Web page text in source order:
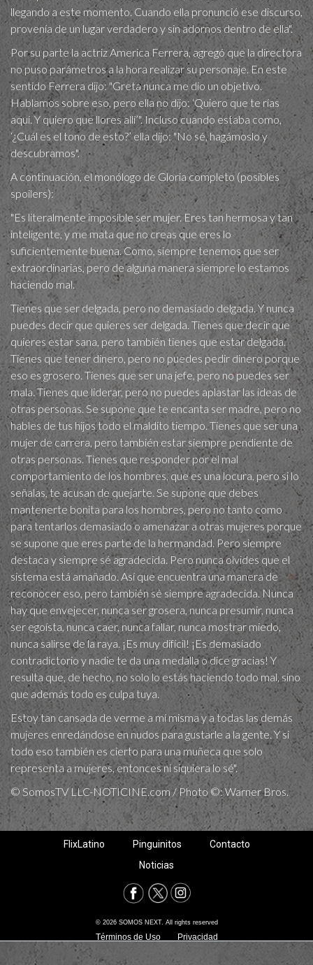
llegando a este momento. Cuando ella pronunció ese discurso,
provenía de un lugar verdadero y sin adornos dentro de ella".
Por su parte la actriz America Ferrera, agregó que la directora
no puso parámetros a la hora realizar su personaje. En este
sentido Ferrera dijo: "Greta nunca me dio un objetivo.
Hablamos sobre eso, pero ella no dijo: ‘Quiero que te rías
aquí. Y quiero que llores allí’". Incluso cuando estaba como,
‘¿Cuál es el tono de esto?’ ella dijo: "No sé, hagámoslo y
descubramos".
A continuación, el monólogo de Gloria completo (posibles
spoilers):
"Es literalmente imposible ser mujer. Eres tan hermosa y tan
inteligente, y me mata que no creas que eres lo
suficientemente buena. Como, siempre tenemos que ser
extraordinarias, pero de alguna manera siempre lo estamos
haciendo mal.
Tienes que ser delgada, pero no demasiado delgada. Y nunca
puedes decir que quieres ser delgada. Tienes que decir que
quieres estar sana, pero también tienes que estar delgada.
Tienes que tener dinero, pero no puedes pedir dinero porque
eso es grosero. Tienes que ser una jefe, pero no puedes ser
mala. Tienes que liderar, pero no puedes aplastar las ideas de
otras personas. Se supone que te encanta ser madre, pero no
hables de tus hijos todo el maldito tiempo. Tienes que ser una
mujer de carrera, pero también estar siempre pendiente de
otras personas. Tienes que responder por el mal
comportamiento de los hombres, que es una locura, pero si lo
señalas, te acusan de quejarte. Se supone que debes
mantenerte bonita para los hombres, pero no tanto como
para tentarlos demasiado o amenazar a otras mujeres porque
se supone que eres parte de la hermandad. Pero siempre
destaca y siempre sé agradecida. Pero nunca olvides que el
sistema está amañado. Así que encuentra una manera de
reconocer eso, pero también sé siempre agradecida. Nunca
hay que envejecer, nunca ser grosera, nunca presumir, nunca
ser egoísta, nunca caer, nunca fallar, nunca mostrar miedo,
nunca salirse de la raya. ¡Es muy difícil! ¡Es demasiado
contradictorio y nadie te da una medalla o dice gracias! Y
resulta que, de hecho, no solo lo estás haciendo todo mal, sino
que además todo es culpa tuya.
Estoy tan cansada de verme a mí misma y a todas las demás
mujeres enredándose en nudos para gustarle a la gente. Y si
todo eso también es cierto para una muñeca que solo
representa a mujeres, entonces ni siquiera lo sé".
© SomosTV LLC-NOTICINE.com / Photo ©: Warner Bros.
FlixLatino Pinguinitos
Contacto
Noticias
© 2026 SOMOS NEXT. All rights reserved
Términos de Uso Privacidad